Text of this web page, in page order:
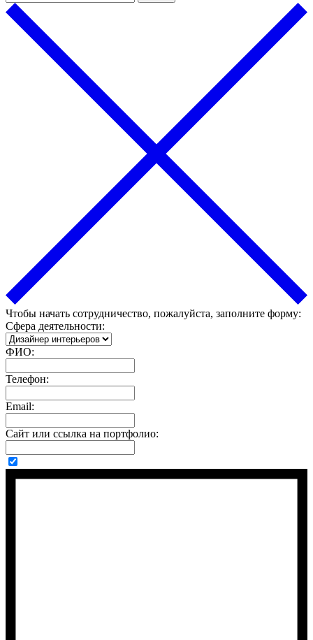
Чтобы начать сотрудничество, пожалуйста, заполните форму:
Сфера деятельности:
ФИО:
Телефон:
Email:
Сайт или ссылка на портфолио: